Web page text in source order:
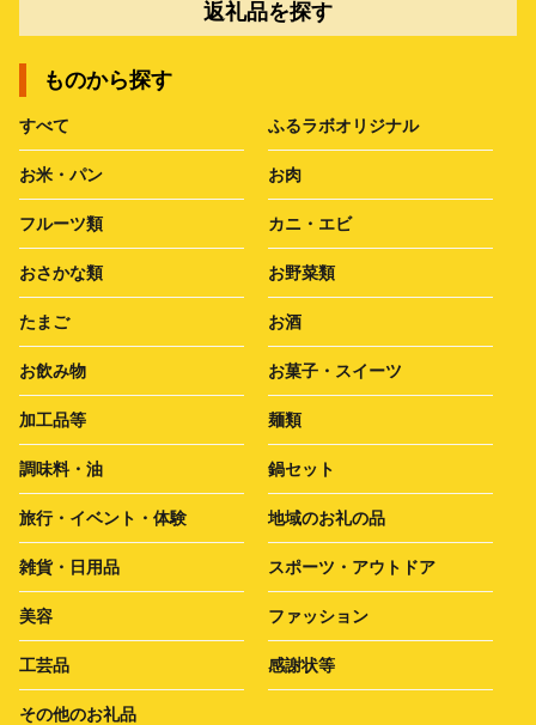
返礼品を探す
ものから探す
すべて ふるラボオリジナル
お米・パン お肉
フルーツ類 カニ・エビ
おさかな類 お野菜類
たまご お酒
お飲み物 お菓子・スイーツ
加工品等 麺類
調味料・油 鍋セット
旅行・イベント・体験 地域のお礼の品
雑貨・日用品 スポーツ・アウトドア
美容 ファッション
工芸品 感謝状等
その他のお礼品